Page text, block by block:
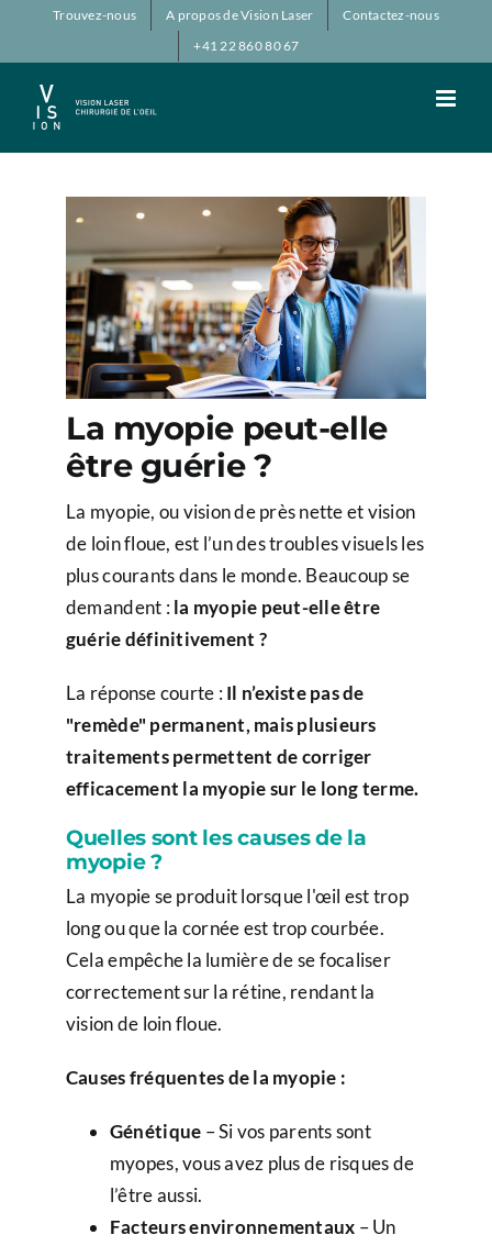
PasserTrouvez-nous A propos de Vision Laser
Contactez-nous
+41 22 860 80 67
La myopie peut-elle
être guérie ?
La myopie, ou vision de près nette et vision
de loin floue, est l’un des troubles visuels les
plus courants dans le monde. Beaucoup se
demandent : la myopie peut-elle être
guérie définitivement ?
La réponse courte : Il n’existe pas de
"remède" permanent, mais plusieurs
traitements permettent de corriger
efficacement la myopie sur le long terme.
Quelles sont les causes de la
myopie ?
La myopie se produit lorsque l'œil est trop
long ou que la cornée est trop courbée.
Cela empêche la lumière de se focaliser
correctement sur la rétine, rendant la
vision de loin floue.
Causes fréquentes de la myopie :
Génétique – Si vos parents sont
myopes, vous avez plus de risques de
l’être aussi.
Facteurs environnementaux – Un